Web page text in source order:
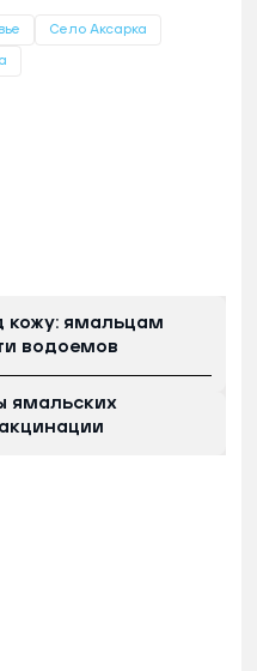
Село Аксарка
кожу: ямальцам
водоемов
ямальских